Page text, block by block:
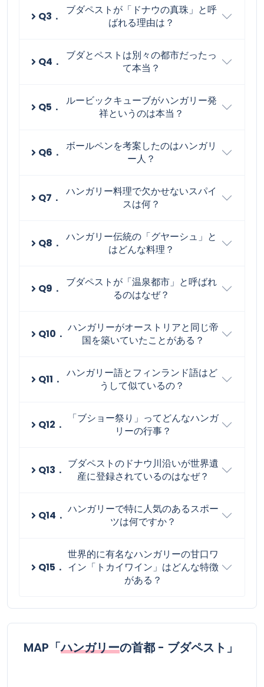
Q3．
ブダペストが「ドナウの真珠」と呼
ばれる理由は？
Q4．
ブダとペストは別々の都市だったっ
て本当？
Q5．
ルービックキューブがハンガリー発
祥というのは本当？
Q6． ボールペンを考案したのはハンガリ
ー人？
Q7．
ハンガリー料理で欠かせないスパイ
スは何？
Q8． ハンガリー伝統の「グヤーシュ」と
はどんな料理？
Q9．
ブダペストが「温泉都市」と呼ばれ
るのはなぜ？
Q10． ハンガリーがオーストリアと同じ帝
国を築いていたことがある？
Q11． ハンガリー語とフィンランド語はど
うして似ているの？
Q12．
「ブショー祭り」ってどんなハンガ
リーの行事？
Q13． ブダペストのドナウ川沿いが世界遺
産に登録されているのはなぜ？
Q14． ハンガリーで特に人気のあるスポー
ツは何ですか？
Q15．
世界的に有名なハンガリーの甘口ワ
イン「トカイワイン」はどんな特徴
がある？
MAP「ハンガリーの首都 - ブダペスト」